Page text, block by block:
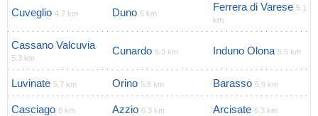
Cuveglio 4.7 km Duno 5 km
Ferrera di Varese 5.1
km
Cassano Valcuvia
5.3 km
Cunardo 5.3 km Induno Olona 5.5 km
Luvinate 5.7 km Orino 5.8 km Barasso 5.9 km
Casciago 6 km Azzio 6.3 km Arcisate 6.3 km